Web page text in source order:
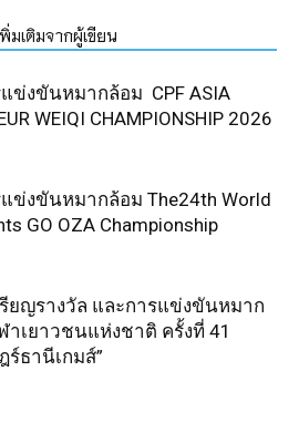
พิ่มเติมจากผู้เขียน
ข่งขันหมากล้อม CPF ASIA
WEIQI CHAMPIONSHIP 2026
ข่งขันหมากล้อม The24th World
GO OZA Championship
ยญรางวัล และการแข่งขันหมาก
าเยาวชนแห่งชาติ ครั้งที่ 41
ร์ธานีเกมส์”